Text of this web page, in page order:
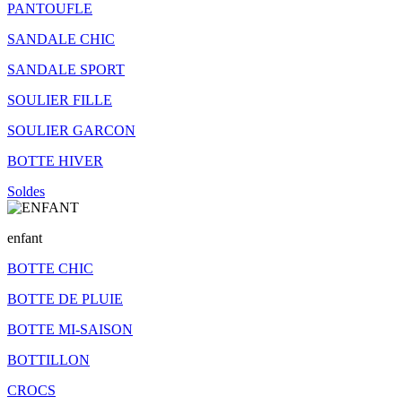
PANTOUFLE
SANDALE CHIC
SANDALE SPORT
SOULIER FILLE
SOULIER GARCON
BOTTE HIVER
Soldes
enfant
BOTTE CHIC
BOTTE DE PLUIE
BOTTE MI-SAISON
BOTTILLON
CROCS